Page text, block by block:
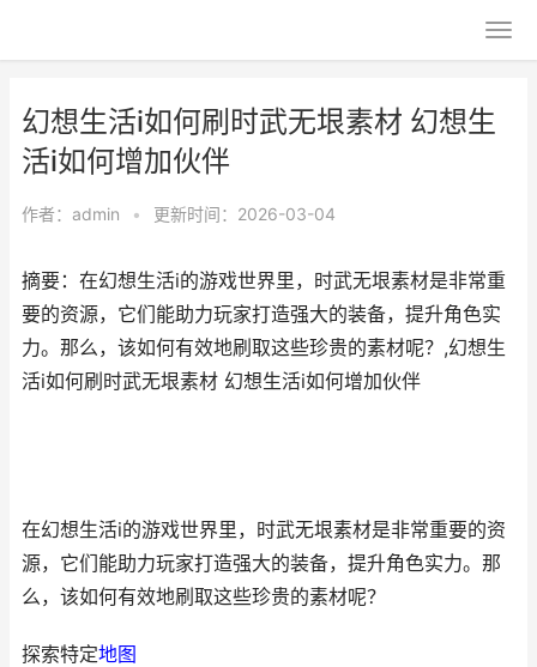
幻想生活i如何刷时武无垠素材 幻想生
活i如何增加伙伴
作者： admin • 更新时间：2026-03-04
摘要：在幻想生活i的游戏世界里，时武无垠素材是非常重
要的资源，它们能助力玩家打造强大的装备，提升角色实
力。那么，该如何有效地刷取这些珍贵的素材呢？,幻想生
活i如何刷时武无垠素材 幻想生活i如何增加伙伴
在幻想生活i的游戏世界里，时武无垠素材是非常重要的资
源，它们能助力玩家打造强大的装备，提升角色实力。那
么，该如何有效地刷取这些珍贵的素材呢？
探索特定地图